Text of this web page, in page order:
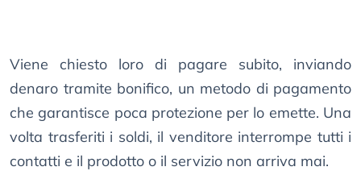
Viene chiesto loro di pagare subito, inviando
denaro tramite bonifico, un metodo di pagamento
che garantisce poca protezione per lo emette. Una
volta trasferiti i soldi, il venditore interrompe tutti i
contatti e il prodotto o il servizio non arriva mai.